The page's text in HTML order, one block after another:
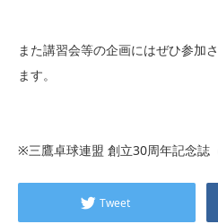
また講習会等の企画にはぜひ参加
ます。
※三鷹卓球連盟 創立30周年記念誌
Tweet